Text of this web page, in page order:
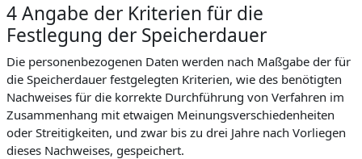
4 Angabe der Kriterien für die
Festlegung der Speicherdauer
Die personenbezogenen Daten werden nach Maßgabe der für
die Speicherdauer festgelegten Kriterien, wie des benötigten
Nachweises für die korrekte Durchführung von Verfahren im
Zusammenhang mit etwaigen Meinungsverschiedenheiten
oder Streitigkeiten, und zwar bis zu drei Jahre nach Vorliegen
dieses Nachweises, gespeichert.